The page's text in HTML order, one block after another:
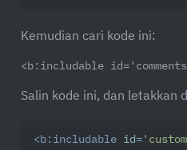
Kemudian cari kode ini:
<b:includable
Salin kode ini, dan letakkan
<b:includable id =